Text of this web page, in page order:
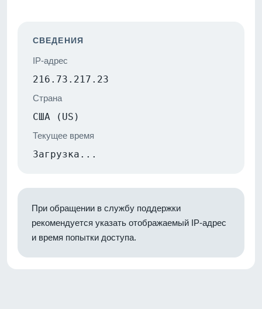
СВЕДЕНИЯ
IP-адрес
216.73.217.23
Страна
США (US)
Текущее время
Загрузка...
При обращении в службу поддержки
рекомендуется указать отображаемый IP-адрес
и время попытки доступа.